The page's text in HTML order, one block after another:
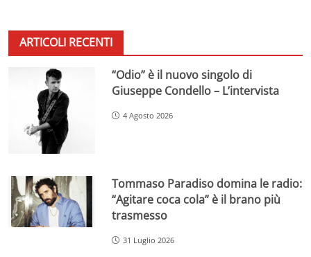
ARTICOLI RECENTI
“Odio” è il nuovo singolo di
Giuseppe Condello – L’intervista
4 Agosto 2026
Tommaso Paradiso domina le radio:
“Agitare coca cola” è il brano più
trasmesso
31 Luglio 2026